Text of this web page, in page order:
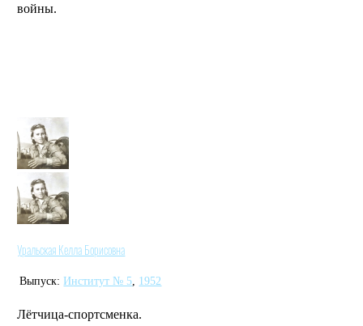
войны.
Уральская Келла Борисовна
Выпуск: Институт № 5 1952
Лётчица-спортсменка.